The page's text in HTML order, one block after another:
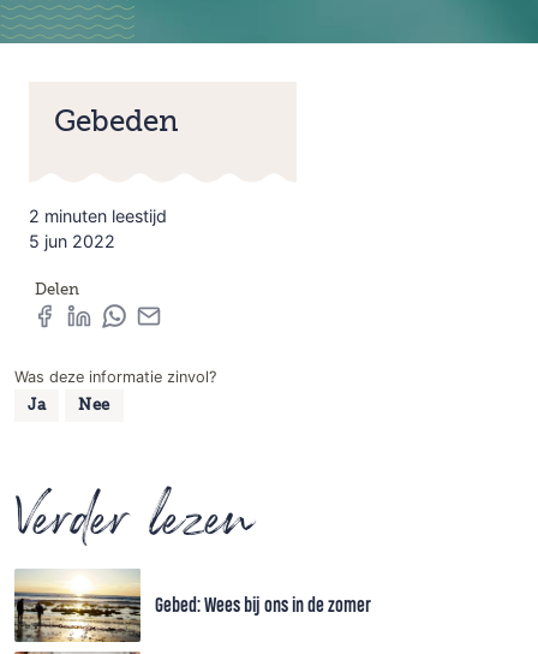
Gebeden
2 minuten leestijd
5 jun 2022
Delen
Was deze informatie zinvol?
Ja Nee
Verder lezen
Gebed: Wees bij ons in de zomer